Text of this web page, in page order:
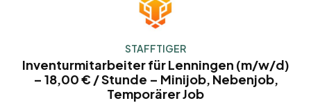
STAFFTIGER
Inventurmitarbeiter für Lenningen (m/w/d)
– 18,00 € / Stunde – Minijob, Nebenjob,
Temporärer Job